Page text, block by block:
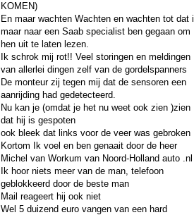
KOMEN)
En maar wachten Wachten en wachten tot dat
maar naar een Saab specialist ben gegaan om
hen uit te laten lezen.
Ik schrok mij rot!! Veel storingen en meldingen
van allerlei dingen zelf van de gordelspanners
De monteur zij tegen mij dat de sensoren een
aanrijding had gedetecteerd.
Nu kan je (omdat je het nu weet ook zien )zien
dat hij is gespoten
ook bleek dat links voor de veer was gebroken
Kortom Ik voel en ben genaait door de heer
Michel van Workum van Noord-Holland auto .nl
Ik hoor niets meer van de man, telefoon
geblokkeerd door de beste man
Mail reageert hij ook niet
Wel 5 duizend euro vangen van een hard